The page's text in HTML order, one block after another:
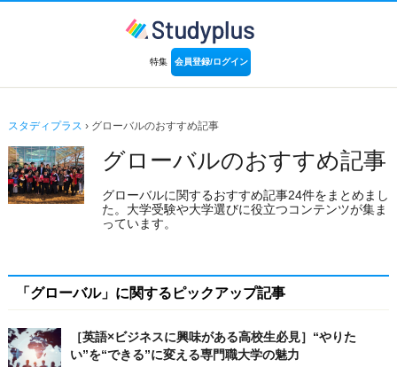
特集 会員登録/ログイン
スタディプラス › グローバルのおすすめ記事
グローバルのおすすめ記事
グローバルに関するおすすめ記事24件をまとめまし
た。大学受験や大学選びに役立つコンテンツが集ま
っています。
「グローバル」に関するピックアップ記事
［英語×ビジネスに興味がある高校生必見］“やりた
い”を“できる”に変える専門職大学の魅力